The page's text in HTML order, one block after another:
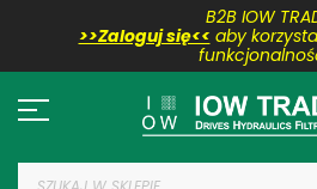
do
treści
B2B IOW
>>Zaloguj się<< aby